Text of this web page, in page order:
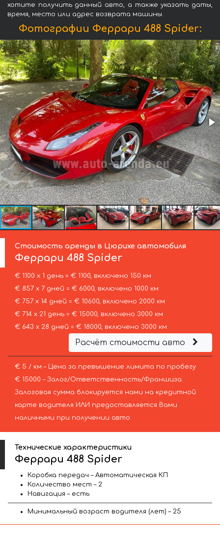
хотите получить данный авто, а также указать даты,
время, место или адрес возврата машины.
Фотографии Феррари 488 Spider:
Стоимость аренды в Цюрихе автомобиля
Феррари 488 Spider
€ 1100 х 1 день = € 1100, включено 150 км
€ 857 х 7 дней = € 6000, включено 1000 км
€ 757 х 14 дней = € 10600, включено 2000 км
€ 714 х 21 день = € 15000, включено 3000 км
€ 643 х 28 дней = € 18000, включено 3000 км
Расчёт стоимости авто
€ 5 / км – Цена за превышение лимита по пробегу
€ 15000 – Залог/Ответственность/Франшиза.
Залоговая сумма блокируется нами на кредитной
карте водителя ИЛИ предоставляется Вами
наличными при получении авто.
Технические характеристики
Феррари 488 Spider
Коробка передач – Автоматическая КП
Количество мест – 2
Навигация – есть
Минимальный возраст водителя (лет) – 25